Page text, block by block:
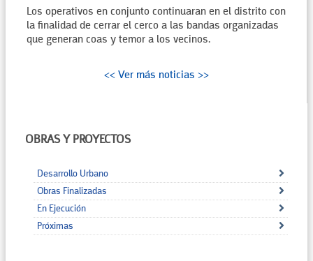
Los operativos en conjunto continuaran en el distrito con
la finalidad de cerrar el cerco a las bandas organizadas
que generan coas y temor a los vecinos.
<< Ver más noticias >>
OBRAS Y PROYECTOS
Desarrollo Urbano
Obras Finalizadas
En Ejecución
Próximas